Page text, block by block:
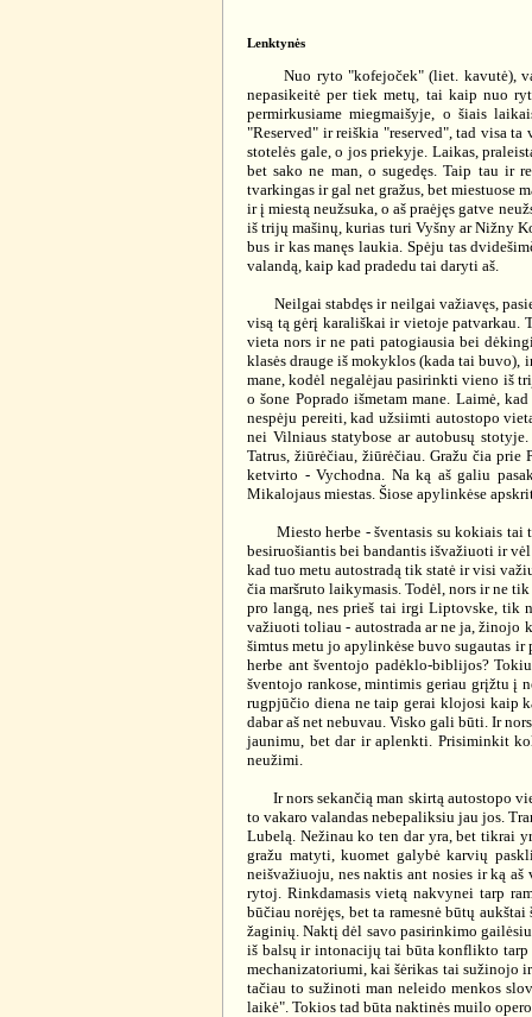
Lenktynės
Nuo ryto "kofejoček" (liet. kavutė),
nepasikeitė per tiek metų, tai kaip nuo
permirkusiame miegmaišyje, o šiais
"Reserved" ir reiškia "reserved", tad visa
stotelės gale, o jos priekyje. Laikas,
bet sako ne man, o sugedęs. Taip tau ir
tvarkingas ir gal net gražus, bet miestuose
ir į miestą neužsuka, o aš praėjęs gatve
iš trijų mašinų, kurias turi Vyšny ar Nižny
bus ir kas manęs laukia. Spėju tas
valandą, kaip kad pradedu tai daryti aš.
Neilgai stabdęs ir neilgai važiavęs,
visą tą gėrį karališkai ir vietoje patvarkau.
vieta nors ir ne pati patogiausia bei
klasės drauge iš mokyklos (kada tai buvo),
mane, kodėl negalėjau pasirinkti vieno iš
o šone Poprado išmetam mane. Laimė,
nespėju pereiti, kad užsiimti autostopo
nei Vilniaus statybose ar autobusų
Tatrus, žiūrėčiau, žiūrėčiau. Gražu čia
ketvirto - Vychodna. Na ką aš galiu
Mikalojaus miestas. Šiose apylinkėse
Miesto herbe - šventasis su kokiais tai
besiruošiantis bei bandantis išvažiuoti ir
kad tuo metu autostradą tik statė ir visi
čia maršruto laikymasis. Todėl, nors ir ne
pro langą, nes prieš tai irgi Liptovske, tik
važiuoti toliau - autostrada ar ne ja, žinojo
šimtus metu jo apylinkėse buvo sugautas ir
herbe ant šventojo padėklo-biblijos?
šventojo rankose, mintimis geriau grįžtu į
rugpjūčio diena ne taip gerai klojosi kaip
dabar aš net nebuvau. Visko gali būti. Ir
jaunimu, bet dar ir aplenkti. Prisiminkit
neužimi.
Ir nors sekančią man skirtą autostopo
to vakaro valandas nebepaliksiu jau jos.
Lubelą. Nežinau ko ten dar yra, bet tikrai
gražu matyti, kuomet galybė karvių
neišvažiuoju, nes naktis ant nosies ir ką
rytoj. Rinkdamasis vietą nakvynei tarp
būčiau norėjęs, bet ta ramesnė būtų
žaginių. Naktį dėl savo pasirinkimo
iš balsų ir intonacijų tai būta konflikto tarp
mechanizatoriumi, kai šėrikas tai sužinojo
tačiau to sužinoti man neleido menkos
laikė". Tokios tad būta naktinės muilo